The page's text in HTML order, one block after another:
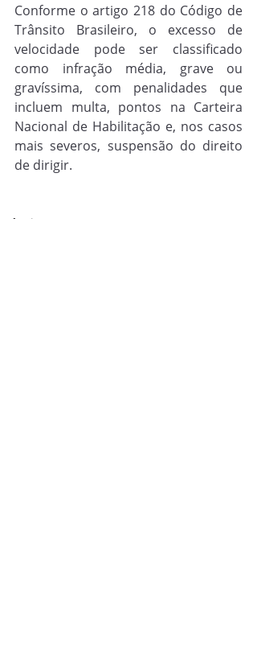
Conforme o artigo 218 do Código de
Trânsito Brasileiro, o excesso de
velocidade pode ser classificado
como infração média, grave ou
gravíssima, com penalidades que
incluem multa, pontos na Carteira
Nacional de Habilitação e, nos casos
mais severos, suspensão do direito
de dirigir.
Trânsito